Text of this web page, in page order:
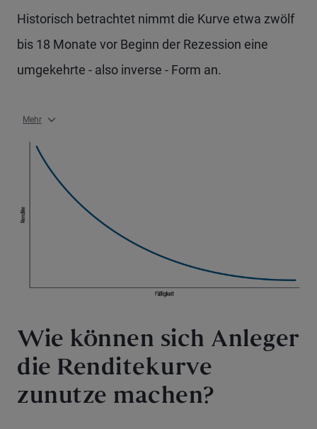
Historisch betrachtet nimmt die Kurve etwa zwölf
bis 18 Monate vor Beginn der Rezession eine
umgekehrte - also inverse - Form an.
Mehr
Wie können sich Anleger
die Renditekurve
zunutze machen?